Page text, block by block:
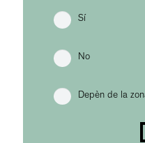
Sí
No
Depèn de la